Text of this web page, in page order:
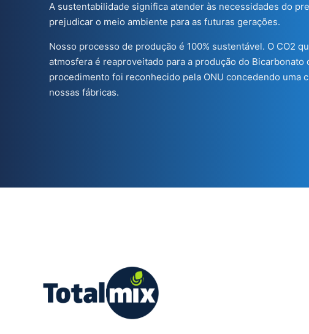
A sustentabilidade significa atender às necessidades do
prejudicar o meio ambiente para as futuras gerações.
Nosso processo de produção é 100% sustentável. O CO2
atmosfera é reaproveitado para a produção do Bicarbonato
procedimento foi reconhecido pela ONU concedendo uma
nossas fábricas.